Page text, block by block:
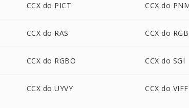
CCX do PICT CCX do
CCX do RAS CCX do RGB
CCX do RGBO CCX do SGI
CCX do UYVY CCX do VIFF